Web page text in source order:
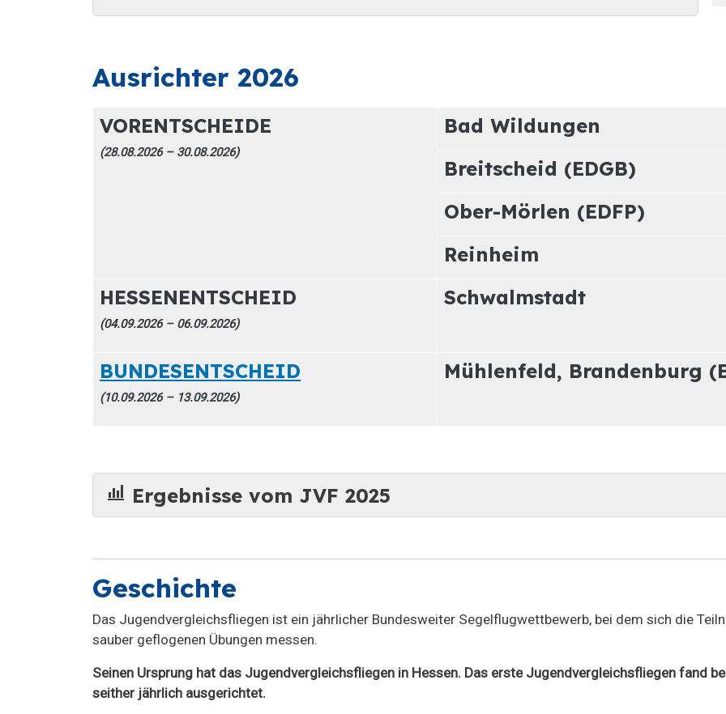
Ausrichter 2026
VORENTSCHEIDE
(28.08.2026 – 30.08.2026)
Bad Wildungen
Breitscheid (EDGB)
Ober-Mörlen (EDFP)
Reinheim
HESSENENTSCHEID
(04.09.2026 – 06.09.2026)
Schwalmstadt
BUNDESENTSCHEID
(10.09.2026 – 13.09.2026)
Mühlenfeld, Brandenburg
bar_chart_4_bars Ergebnisse vom JVF 2025
Geschichte
Das Jugendvergleichsfliegen ist ein jährlicher Bundesweiter Segelflugwettbewerb, bei dem sich die
sauber geflogenen Übungen messen.
Seinen Ursprung hat das Jugendvergleichsfliegen in Hessen. Das erste Jugendvergleichsfliegen fand
seither jährlich ausgerichtet.